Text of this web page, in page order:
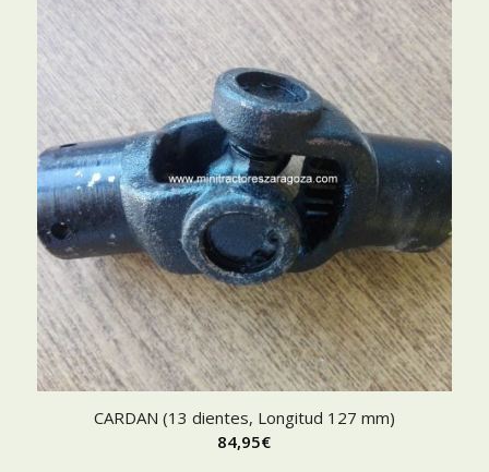
CARDAN (13 dientes, Longitud 127 mm)
84,95€